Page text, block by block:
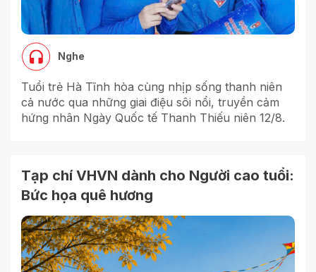
Nghe
Tuổi trẻ Hà Tĩnh hòa cùng nhịp sống thanh niên
cả nước qua những giai điệu sôi nổi, truyền cảm
hứng nhân Ngày Quốc tế Thanh Thiếu niên 12/8.
Tạp chí VHVN dành cho Người cao tuổi:
Bức họa quê hương